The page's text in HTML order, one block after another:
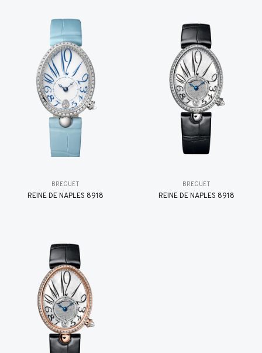
BREGUET
REINE DE NAPLES 8918
BREGUET
REINE DE NAPLES 8918